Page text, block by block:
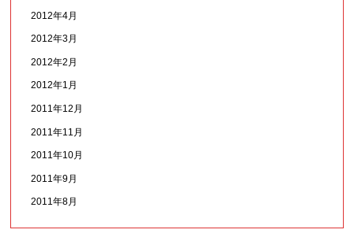
2012年4月
2012年3月
2012年2月
2012年1月
2011年12月
2011年11月
2011年10月
2011年9月
2011年8月